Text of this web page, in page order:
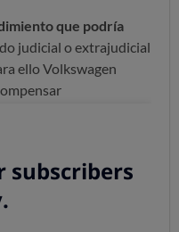
que podría
judicial o extrajudicial
ello Volkswagen
euros,3000 euros por
perjuicios